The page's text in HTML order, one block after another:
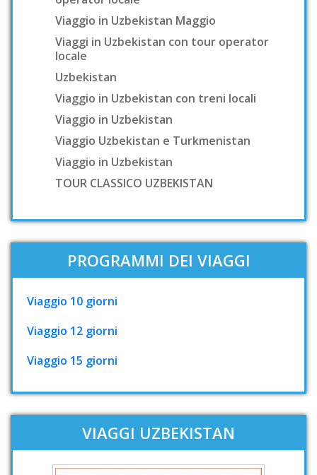
Viaggio in Uzbekistan Maggio
Viaggi in Uzbekistan con tour operator
locale
Uzbekistan
Viaggio in Uzbekistan con treni locali
Viaggio in Uzbekistan
Viaggio Uzbekistan e Turkmenistan
Viaggio in Uzbekistan
TOUR CLASSICO UZBEKISTAN
PROGRAMMI DEI VIAGGI
Viaggio 10 giorni
Viaggio 12 giorni
Viaggio 15 giorni
VIAGGI UZBEKISTAN